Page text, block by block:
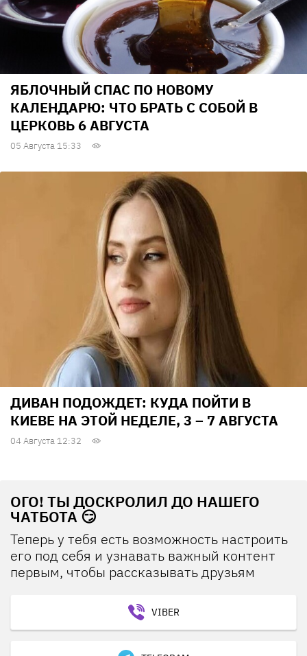
ЯБЛОЧНЫЙ СПАС ПО НОВОМУ
КАЛЕНДАРЮ: ЧТО БРАТЬ С СОБОЙ В
ЦЕРКОВЬ 6 АВГУСТА
05 Августа 15:33
ДИВАН ПОДОЖДЕТ: КУДА ПОЙТИ В
КИЕВЕ НА ЭТОЙ НЕДЕЛЕ, 3 – 7 АВГУСТА
04 Августа 12:32
ОГО! ТЫ ДОСКРОЛИЛ ДО НАШЕГО
ЧАТБОТА 😏
Теперь у тебя есть возможность настроить
его под себя и узнавать важный контент
первым, чтобы рассказывать друзьям
VIBER